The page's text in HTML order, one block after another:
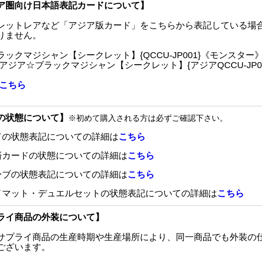
圏向け日本語表記カードについて】
ットレアなど「アジア版カード」をこちらから表記している場
ません。
ックマジシャン【シークレット】{QCCU-JP001}《モンスター
ジア☆ブラックマジシャン【シークレット】{アジアQCCU-
こちら
状態について】 ※初めて購入される方は必ずご確認下さい。
状態表記についての詳細はこちら
ードの状態についての詳細はこちら
の状態表記についての詳細はこちら
ット・デュエルセットの状態表記についての詳細はこちら
イ商品の外装について】
プライ商品の生産時期や生産場所により、同一商品でも外装の
ざいます。